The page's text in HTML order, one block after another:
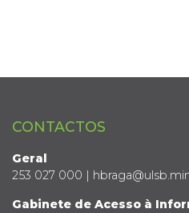
CONTACTOS
Geral
253 027 000 |
Gabinete de Acesso à